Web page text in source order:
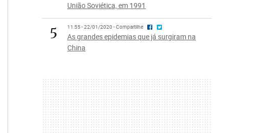
União Soviética, em 1991
5 11:55 - 22/01/2020 - Compartilhe
As grandes epidemias que já surgiram na
China